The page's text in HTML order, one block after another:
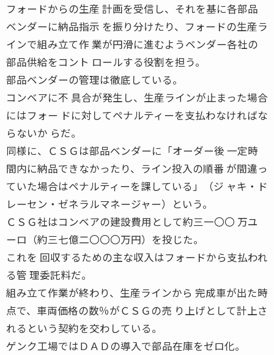
フォードからの生産 計画を受信し、それを基に各部品
ベンダーに納品指示 を振り分けたり、フォードの生産ラ
インで組み立て作 業が円滑に進むようベンダー各社の
部品供給をコント ロールする役割を担う。
部品ベンダーの管理は徹底している。
コンベアに不 具合が発生し、生産ラインが止まった場合
にはフォー ドに対してペナルティーを支払わなければな
らないか らだ。
同様に、ＣＳＧは部品ベンダーに「オーダー後 一定時
間内に納品できなかったり、ライン投入の順番 が間違っ
ていた場合はペナルティーを課している」（ジ ャキ・ド
レーセン・ゼネラルマネージャー）という。
ＣＳＧ社はコンベアの建設費用として約三一〇〇 万ユ
ーロ（約三七億二〇〇〇万円）を投じた。
これを 回収するための主な収入はフォードから支払われ
る管 理委託料だ。
組み立て作業が終わり、生産ラインから 完成車が出た時
点で、車両価格の数％がＣＳＧの売 り上げとして計上さ
れるという契約を交わしている。
ゲンク工場ではＤＡＤの導入で部品在庫をゼロ化。